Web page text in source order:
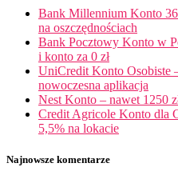
Bank Millennium Konto
na oszczędnościach
Bank Pocztowy Konto w
i konto za 0 zł
UniCredit Konto Osobiste
nowoczesna aplikacja
Nest Konto – nawet 1250
Credit Agricole Konto dla
5,5% na lokacie
Najnowsze komentarze